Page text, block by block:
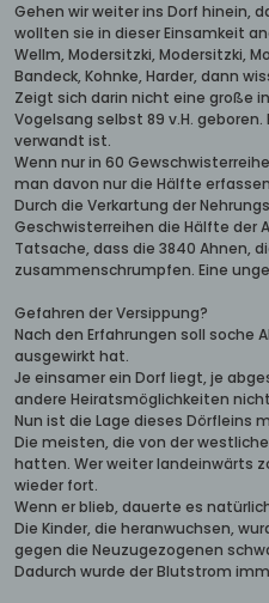
Gehen wir weiter ins Dorf hinein,
wollten sie in dieser Einsamkeit
Wellm, Modersitzki, Modersitzki,
Bandeck, Kohnke, Harder, dann
Zeigt sich darin nicht eine große
Vogelsang selbst 89 v.H.
verwandt ist.
Wenn nur in 60
man davon nur die Hälfte
Durch die Verkartung der
Geschwisterreihen die Hälfte der
Tatsache, dass die 3840 Ahnen,
zusammenschrumpfen. Eine
Gefahren der Versippung?
Nach den Erfahrungen soll soche
ausgewirkt hat.
Je einsamer ein Dorf liegt, je
andere Heiratsmöglichkeiten
Nun ist die Lage dieses Dörfleins
Die meisten, die von der
hatten. Wer weiter landeinwärts
wieder fort.
Wenn er blieb, dauerte es
Die Kinder, die heranwuchsen,
gegen die Neuzugezogenen
Dadurch wurde der Blutstrom